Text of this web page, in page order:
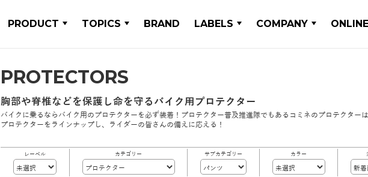
PRODUCT TOPICS BRAND LABELS COMPANY
PROTECTORS
胸部や脊椎などを保護し命を守るバイク用プロテクター
バイクに乗るならバイク用のプロテクターを必ず装着！プロテクター普及推進隊でもあるコミネのプロテクタ
プロテクターをラインナップし、ライダーの皆さんの備えに応える！
レーベル カテゴリー サブカテゴリー カラー